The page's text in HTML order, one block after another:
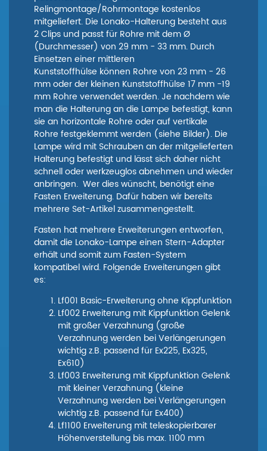
Relingmontage/Rohrmontage kostenlos
mitgeliefert. Die Lonako-Halterung besteht aus
2 Clips und passt für Rohre mit dem Ø
(Durchmesser) von 29 mm - 33 mm. Durch
Einsetzen einer mittleren
Kunststoffhülse können Rohre von 23 mm - 26
mm oder der kleinen Kunststoffhülse 17 mm -19
mm Rohre verwendet werden. Je nachdem wie
man die Halterung an die Lampe befestigt, kann
sie an horizontale Rohre oder auf vertikale
Rohre festgeklemmt werden (siehe Bilder). Die
Lampe wird mit Schrauben an der mitgelieferten
Halterung befestigt und lässt sich daher nicht
schnell oder werkzeuglos abnehmen und wieder
anbringen. Wer dies wünscht, benötigt eine
Fasten Erweiterung. Dafür haben wir bereits
mehrere Set-Artikel zusammengestellt.
Fasten hat mehrere Erweiterungen entworfen,
damit die Lonako-Lampe einen Stern-Adapter
erhält und somit zum Fasten-System
kompatibel wird. Folgende Erweiterungen gibt
es:
Lf001 Basic-Erweiterung ohne Kippfunktion
Lf002 Erweiterung mit Kippfunktion Gelenk
mit großer Verzahnung (große
Verzahnung werden bei Verlängerungen
wichtig z.B. passend für Ex225, Ex325,
Ex610)
Lf003 Erweiterung mit Kippfunktion Gelenk
mit kleiner Verzahnung (kleine
Verzahnung werden bei Verlängerungen
wichtig z.B. passend für Ex400)
Lf1100 Erweiterung mit teleskopierbarer
Höhenverstellung bis max. 1100 mm